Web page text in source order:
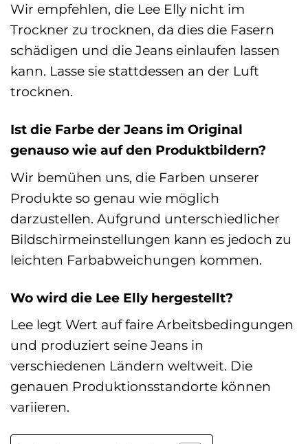
Wir empfehlen, die Lee Elly nicht im
Trockner zu trocknen, da dies die Fasern
schädigen und die Jeans einlaufen lassen
kann. Lasse sie stattdessen an der Luft
trocknen.
Ist die Farbe der Jeans im Original
genauso wie auf den Produktbildern?
Wir bemühen uns, die Farben unserer
Produkte so genau wie möglich
darzustellen. Aufgrund unterschiedlicher
Bildschirmeinstellungen kann es jedoch zu
leichten Farbabweichungen kommen.
Wo wird die Lee Elly hergestellt?
Lee legt Wert auf faire Arbeitsbedingungen
und produziert seine Jeans in
verschiedenen Ländern weltweit. Die
genauen Produktionsstandorte können
variieren.